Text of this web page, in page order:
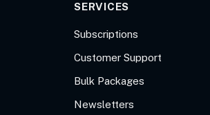
SERVICES
Subscriptions
Customer Support
Bulk Packages
Newsletters